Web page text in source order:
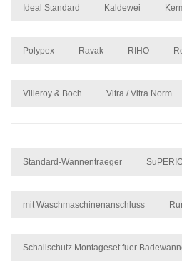
Ideal Standard Kaldewei
Polypex Ravak RIHO
Villeroy & Boch Vitra / Vitra Norm
Standard-Wannentraeger
mit Waschmaschinenanschluss
Schallschutz Montageset fuer